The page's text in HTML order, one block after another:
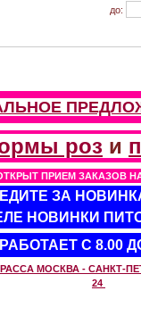
до:
роз и
ПРИЕМ ЗАКАЗОВ НА
ЗА
НОВИНКИ
С 8.00
МОСКВА - САНКТ-
24